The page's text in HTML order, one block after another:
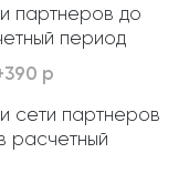
партнеров до
период
р
сети партнеров
расчетный